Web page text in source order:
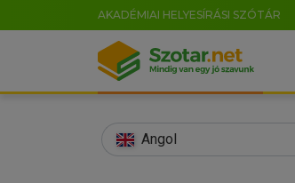
AKADÉMIAI HELYESÍRÁSI SZÓTÁR
Angol